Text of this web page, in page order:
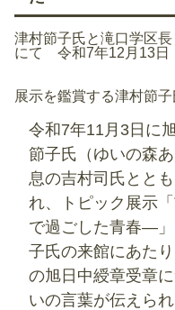
津村節子氏と滝口学区
にて 令和7年12月13
展示を鑑賞する津村節
令和7年11月3日に
節子氏（ゆいの森
息の吉村司氏とと
れ、トピック展示
で過ごした青春―
子氏の来館にあた
の旭日中綬章受章
いの言葉が伝えられ